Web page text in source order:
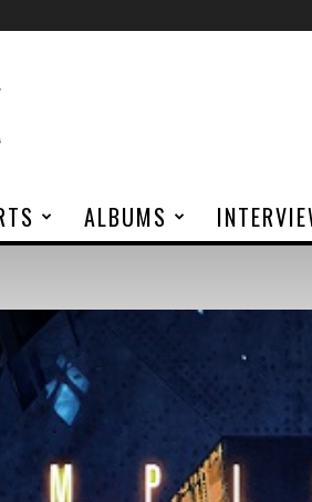
ALBUMS